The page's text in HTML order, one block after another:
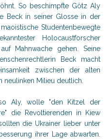
So beschimpfte Götz Aly
Beck in seiner Glosse in der
Studentenbewegte
Holocaustforscher
Mahnwache gehen. Seine
Beck macht
zwischen der alten
neulinken Milieu deutlich.
so Aly, wolle "den Kitzel der
die Revoltierenden in Kiew
die Ukrainer lieber unter
ihrer Lage abwarten.